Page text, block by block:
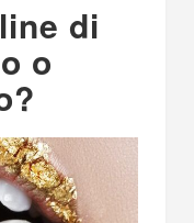
di
o